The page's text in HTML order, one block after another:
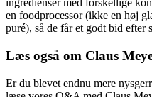
ingredienser med forskellige
en foodprocessor (ikke en høj
puré), så de får et godt bid efter
Læs også om Claus
Er du blevet endnu mere